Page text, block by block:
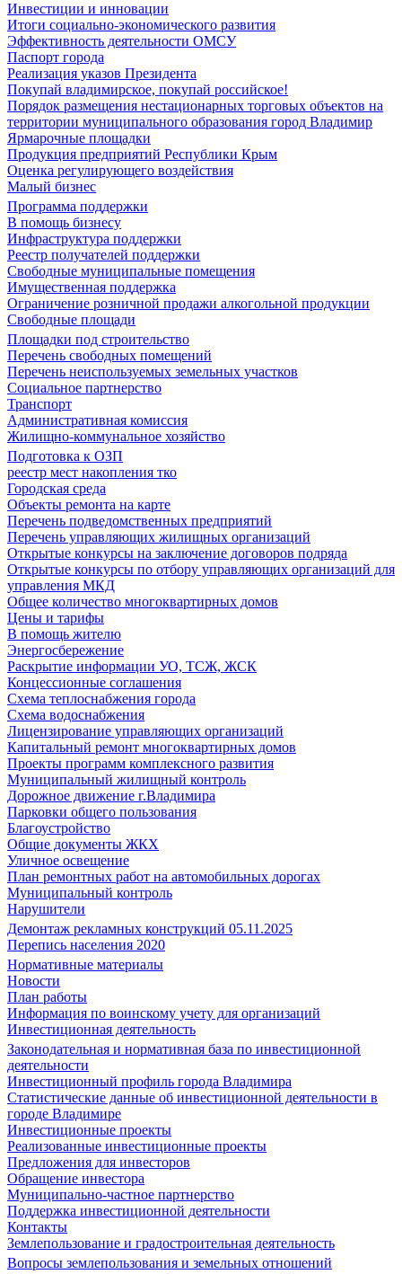
Инвестиции и инновации
Итоги социально-экономического развития
Эффективность деятельности ОМСУ
Паспорт города
Реализация указов Президента
Покупай владимирское, покупай российское!
Порядок размещения нестационарных торговых объектов на
территории муниципального образования город Владимир
Ярмарочные площадки
Продукция предприятий Республики Крым
Оценка регулирующего воздействия
Малый бизнес
Программа поддержки
В помощь бизнесу
Инфраструктура поддержки
Реестр получателей поддержки
Свободные муниципальные помещения
Имущественная поддержка
Ограничение розничной продажи алкогольной продукции
Свободные площади
Площадки под строительство
Перечень свободных помещений
Перечень неиспользуемых земельных участков
Социальное партнерство
Транспорт
Административная комиссия
Жилищно-коммунальное хозяйство
Подготовка к ОЗП
реестр мест накопления тко
Городская среда
Объекты ремонта на карте
Перечень подведомственных предприятий
Перечень управляющих жилищных организаций
Открытые конкурсы на заключение договоров подряда
Открытые конкурсы по отбору управляющих организаций для
управления МКД
Общее количество многоквартирных домов
Цены и тарифы
В помощь жителю
Энергосбережение
Раскрытие информации УО, ТСЖ, ЖСК
Концессионные соглашения
Схема теплоснабжения города
Схема водоснабжения
Лицензирование управляющих организаций
Капитальный ремонт многоквартирных домов
Проекты программ комплексного развития
Муниципальный жилищный контроль
Дорожное движение г.Владимира
Парковки общего пользования
Благоустройство
Общие документы ЖКХ
Уличное освещение
План ремонтных работ на автомобильных дорогах
Муниципальный контроль
Нарушители
Демонтаж рекламных конструкций 05.11.2025
Перепись населения 2020
Нормативные материалы
Новости
План работы
Информация по воинскому учету для организаций
Инвестиционная деятельность
Законодательная и нормативная база по инвестиционной
деятельности
Инвестиционный профиль города Владимира
Статистические данные об инвестиционной деятельности в
городе Владимире
Инвестиционные проекты
Реализованные инвестиционные проекты
Предложения для инвесторов
Обращение инвестора
Муниципально-частное партнерство
Поддержка инвестиционной деятельности
Контакты
Землепользование и градостроительная деятельность
Вопросы землепользования и земельных отношений